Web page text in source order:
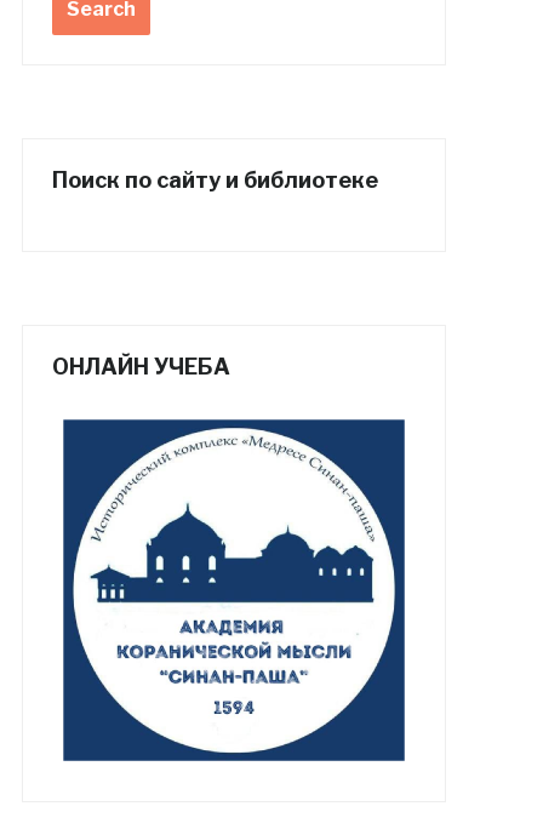
Поиск по сайту и библиотеке
ОНЛАЙН УЧЕБА